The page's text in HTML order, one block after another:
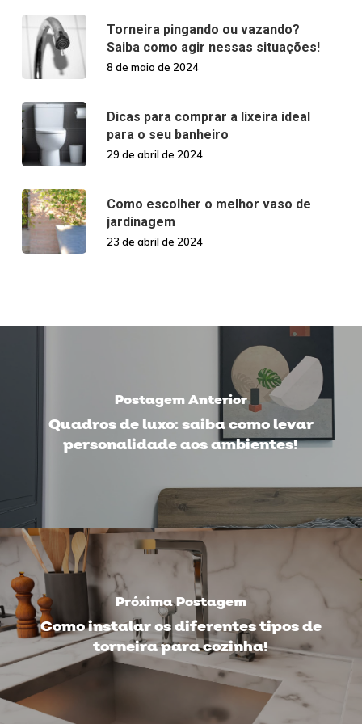
Torneira pingando ou vazando?
Saiba como agir nessas situações!
8 de maio de 2024
Dicas para comprar a lixeira ideal
para o seu banheiro
29 de abril de 2024
Como escolher o melhor vaso de
jardinagem
23 de abril de 2024
Postagem Anterior
Quadros de luxo: saiba como levar
personalidade aos ambientes!
Próxima Postagem
Como instalar os diferentes tipos de
torneira para cozinha!